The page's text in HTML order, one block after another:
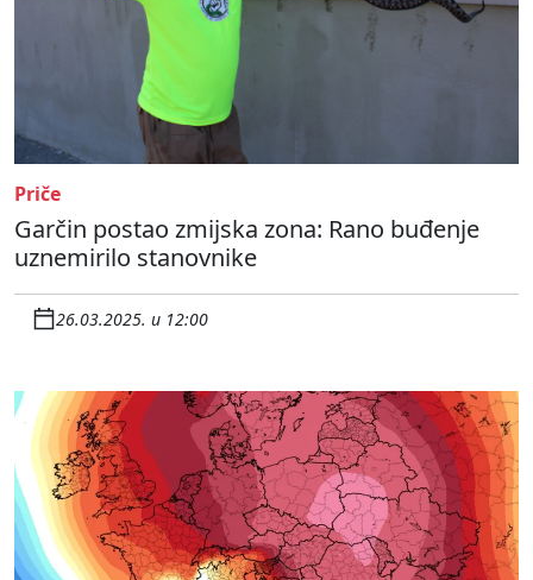
Priče
Garčin postao zmijska zona: Rano buđenje
uznemirilo stanovnike
26.03.2025. u 12:00